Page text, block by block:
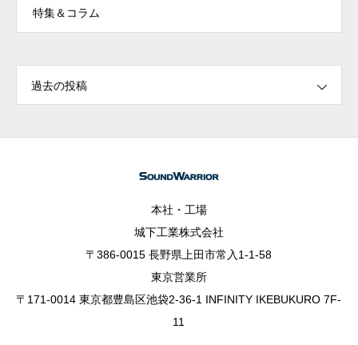
特集＆コラム
過去の投稿
本社・工場
城下工業株式会社
〒386-0015 長野県上田市常入1-1-58
東京営業所
〒171-0014 東京都豊島区池袋2-36-1 INFINITY IKEBUKURO 7F-
11